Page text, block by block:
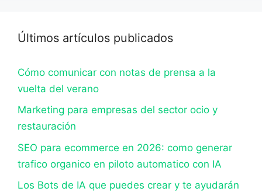
Últimos artículos publicados
Cómo comunicar con notas de prensa a la
vuelta del verano
Marketing para empresas del sector ocio y
restauración
SEO para ecommerce en 2026: como generar
trafico organico en piloto automatico con IA
Los Bots de IA que puedes crear y te ayudarán